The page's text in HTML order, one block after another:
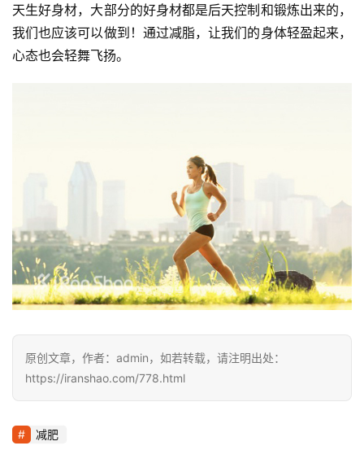
天生好身材，大部分的好身材都是后天控制和锻炼出来的，
我们也应该可以做到！通过减脂，让我们的身体轻盈起来，
心态也会轻舞飞扬。
原创文章，作者：admin，如若转载，请注明出处：
https://iranshao.com/778.html
减肥